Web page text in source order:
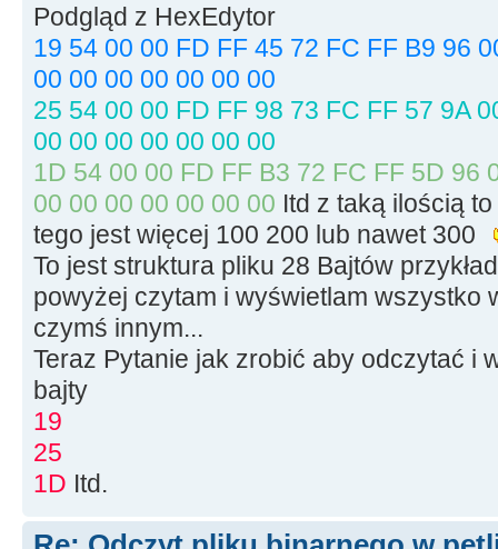
if (file.
size
file. seekg (
memblock
file.seekg(
file.read(
file.close();
// petla kolejnych
>Add(memblock[i]);
Podgląd z HexEdytor
19 54 00 00 FD FF 45 72 FC FF B9 96
00 00 00 00 00 00 00
25 54 00 00 FD FF 98 73 FC FF 57 9A
00 00 00 00 00 00 00
1D 54 00 00 FD FF B3 72 FC FF 5D 96
00 00 00 00 00 00 00 Itd z taką ilością
tego jest więcej 100 200 lub nawet 300
To jest struktura pliku 28 Bajtów
powyżej czytam i wyświetlam wszystko
czymś innym...
Teraz Pytanie jak zrobić aby odczytać i
bajty
19
25
1D Itd.